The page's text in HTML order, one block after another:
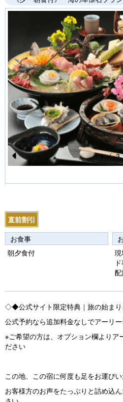
Pr
e
o
u
s
1 / 3
直前割引
お食事
朝夕食付
配
◇◆公式サイト限定特典｜旅の始ま
公式予約なら追加料金なしでアーリー
※ご希望の方は、オプション欄よりア
ださい
この地、この宿に何度も足をお運びい
お客様方のお声をたっぷりと詰め込